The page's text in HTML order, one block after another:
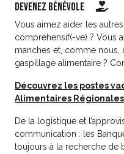
Devenez bénévole
Vous aimez aider les
compréhensif(-ve) ? Vous
manches et, comme
gaspillage alimentaire ?
Découvrez les postes
Alimentaires Régionales
De la logistique et
communication : les
toujours à la recherche de